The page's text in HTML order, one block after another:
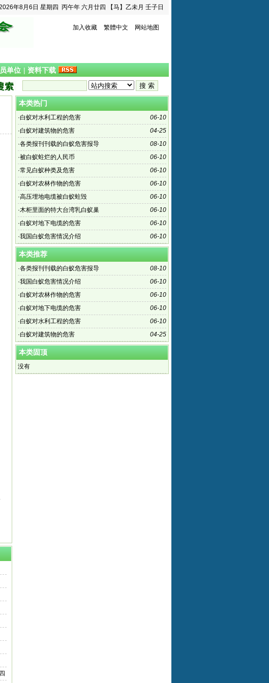
年8月6日 星期四 丙午年 六月廿四 【马】乙未月 壬子日
加入收藏 繁體中文 网站地图
单位 | 资料下载
本类热门
06-10
·白蚁对水利工程的危害
04-25
·白蚁对建筑物的危害
08-10
·各类报刊刊载的白蚁危害报导
06-10
·被白蚁蛀烂的人民币
06-10
·常见白蚁种类及危害
06-10
·白蚁对农林作物的危害
06-10
·高压埋地电缆被白蚁蛀毁
06-10
·木柜里面的特大台湾乳白蚁巢
06-10
·白蚁对地下电缆的危害
06-10
·我国白蚁危害情况介绍
本类推荐
08-10
·各类报刊刊载的白蚁危害报导
06-10
·我国白蚁危害情况介绍
06-10
·白蚁对农林作物的危害
06-10
·白蚁对地下电缆的危害
06-10
·白蚁对水利工程的危害
04-25
·白蚁对建筑物的危害
本类固顶
没有